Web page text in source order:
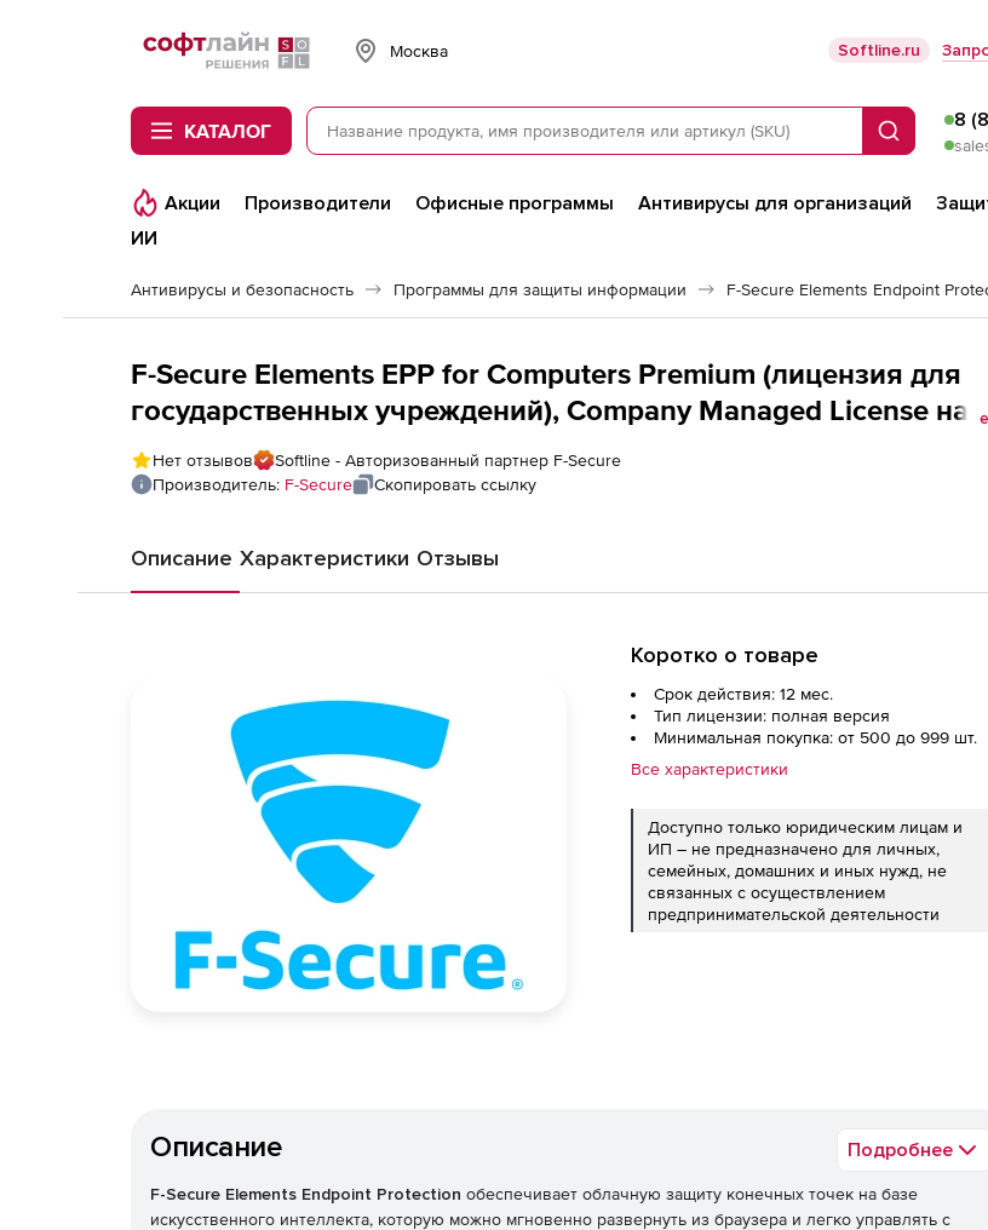
Softline
Москва Softline.ru
КАТАЛОГ Поиск
8
Акции Производители Офисные программы Антивирусы для организаций
ИИ
Антивирусы и безопасность Программы для защиты информации F-Secure Elements Endpoint
F-Secure Elements EPP for Computers Premium (лицензия для
государственных учреждений), Company Managed License на 1
год. Количество лицензий
Нет отзывов
Softline - Авторизованный партнер F-Secure
Производитель: F-Secure Скопировать ссылку
Описание Характеристики Отзывы
Коротко о товаре
Срок действия: 12 мес.
Тип лицензии: полная версия
Минимальная покупка: от 500 до 999 шт.
Все характеристики
Доступно только юридическим лицам и
ИП – не предназначено для личных,
семейных, домашних и иных нужд, не
связанных с осуществлением
предпринимательской деятельности
Описание Подробнее
F-Secure Elements Endpoint Protection обеспечивает облачную защиту конечных точек на базе
искусственного интеллекта, которую можно мгновенно развернуть из браузера и легко управлять с